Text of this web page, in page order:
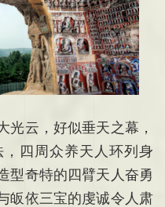
光云，好似垂天之幕，
四周众养天人环列身
型奇特的四臂天人奋勇
皈依三宝的虔诚令人肃